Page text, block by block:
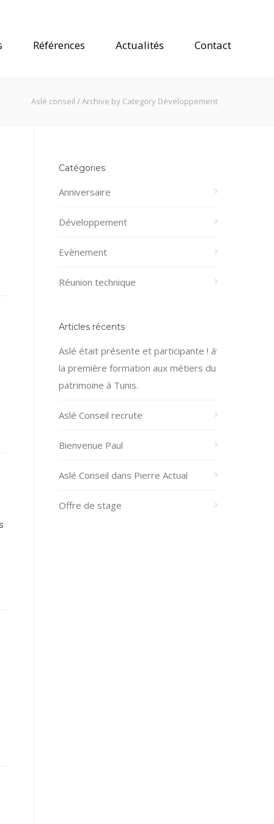
Références Actualités Contact
Aslé conseil /Archive by Category Développement
Catégories
Anniversaire
Développement
Evènement
Réunion technique
Articles récents
Aslé était présente et participante ! à
la première formation aux métiers du
patrimoine à Tunis.
Aslé Conseil recrute
Bienvenue Paul
Aslé Conseil dans Pierre Actual
Offre de stage